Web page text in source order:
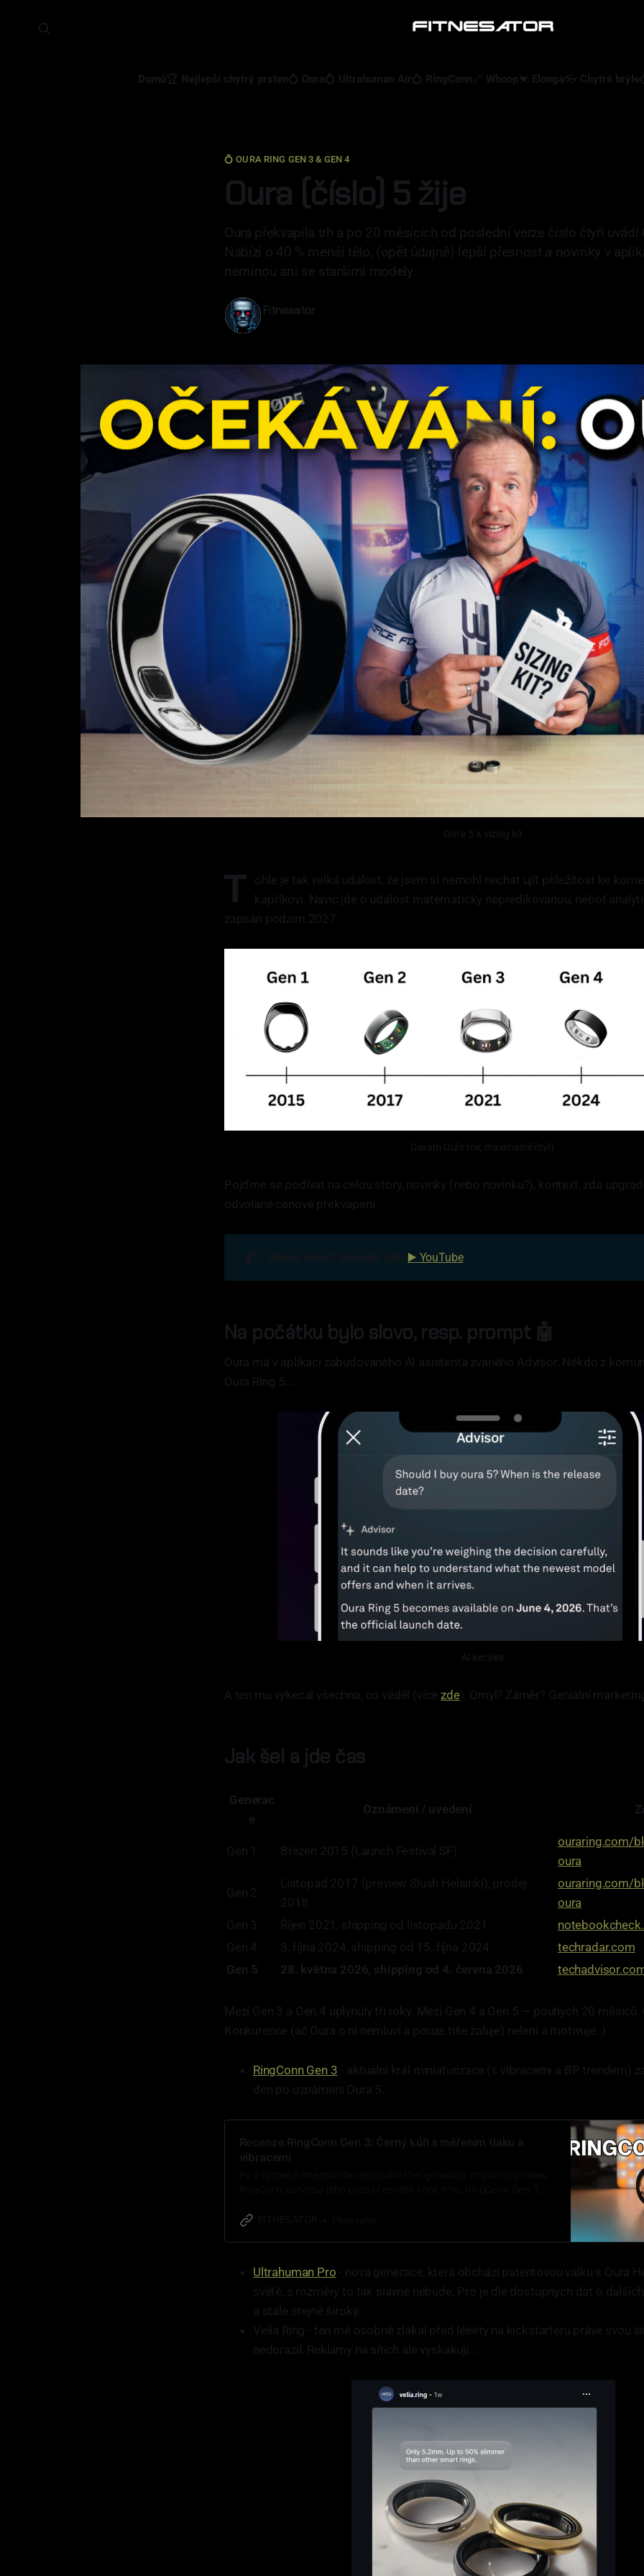
Domů 🏆 Nejlepší chytrý prsten💍 Oura💍 Ultrahuman Air💍 RingConn 🔗 Whoop 💓 Elonga👓 Chytré brýle
💍 OURA RING GEN 3 & GEN 4
Oura (číslo) 5 žije
Oura překvapila trh a po 20 měsících od poslední verze číslo čtyři uvádí
Nabízí o 40 % menší tělo, (opět údajně) lepší přesnost a novinky v
neminou ani se staršími modely.
Fitnesator
Oura 5 a sizing kit
T
ohle je tak velká událost, že jsem si nemohl nechat ujít příležitost ke
kapříkovi. Navíc jde o událost matematicky nepredikovanou, neboť
zapsán podzim 2027.
Dávám Ouře rok, maximálně čtyři.
Pojďme se podívat na celou story, novinky (nebo novinku?), kontext, zda
odvolané cenové překvapení.
▶️ YouTube
Na počátku bylo slovo, resp. prompt 🤖
Oura má v aplikaci zabudovaného AI asistenta zvaného Advisor. Někdo z
Oura Ring 5...
AI kecálek
A ten mu vykecal všechno, co věděl (vícezde). Omyl? Záměr? Geniální
Jak šel a jde čas
Generac
e
Oznámení / uvedení
Gen 1 Březen 2015 (Launch Festival SF)
ouraring.com/
oura
Gen 2
Listopad 2017 (preview Slush Helsinki), prodej
2018
ouraring.com/
oura
Gen 3
Říjen 2021, shipping od listopadu 2021
Gen 4
3. října 2024, shipping od 15. října 2024
techradar.com
Gen 5
28. května 2026, shipping od 4. června 2026
Mezi Gen 3 a Gen 4 uplynuly tři roky. Mezi Gen 4 a Gen 5 — pouhých 20 měsíců.
Konkurence (ač Oura o ní nemluví a pouze tiše žaluje) nelení a motivuje :)
RingConn Gen 3 - aktuální král miniaturizace (s vibracemi a BP trendem)
den po oznámení Oura 5.
Recenze RingConn Gen 3: Černý kůň s měřením tlaku a
vibracemi
“cévního tlaku”. To vše tradičně se špičkovou výdrží baterie a bez
Ultrahuman Pro - nová generace, která obchází patentovou válku s Oura
světě, s rozměry to tak slavné nebude. Pro je dle dostupných dat o
a stále stejně široký.
Velia Ring - ten mě osobně zlákal před léééty na kickstarteru právě svou
nedorazil. Reklamy na sítích ale vyskakují...